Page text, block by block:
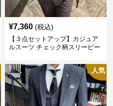
¥7,360 (税込)
【３点セットアップ】カジュア
ルスーツ チェック柄スリーピー
人気